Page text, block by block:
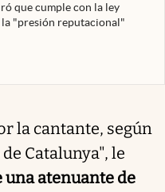
que cumple con la ley
"presión reputacional"
la cantante, según
Catalunya", le
atenuante de